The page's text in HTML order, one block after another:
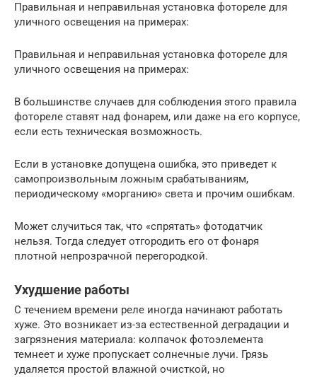
Правильная и неправильная установка фотореле для
уличного освещения на примерах:
Правильная и неправильная установка фотореле для
уличного освещения на примерах:
В большинстве случаев для соблюдения этого правила
фотореле ставят над фонарем, или даже на его корпусе,
если есть техническая возможность.
Если в установке допущена ошибка, это приведет к
самопроизвольным ложным срабатываниям,
периодическому «морганию» света и прочим ошибкам.
Может случиться так, что «спрятать» фотодатчик
нельзя. Тогда следует отгородить его от фонаря
плотной непрозрачной перегородкой.
Ухудшение работы
С течением времени реле иногда начинают работать
хуже. Это возникает из-за естественной деградации и
загрязнения материала: колпачок фотоэлемента
темнеет и хуже пропускает солнечные лучи. Грязь
удаляется простой влажной очисткой, но